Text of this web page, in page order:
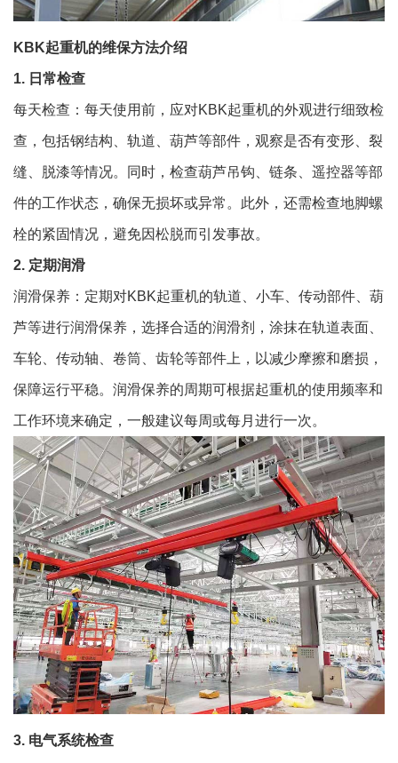
KBK起重机的维保方法介绍
1. 日常检查
每天检查：每天使用前，应对KBK起重机的外观进行细致检
查，包括钢结构、轨道、葫芦等部件，观察是否有变形、裂
缝、脱漆等情况。同时，检查葫芦吊钩、链条、遥控器等部
件的工作状态，确保无损坏或异常。此外，还需检查地脚螺
栓的紧固情况，避免因松脱而引发事故。
2. 定期润滑
润滑保养：定期对KBK起重机的轨道、小车、传动部件、葫
芦等进行润滑保养，选择合适的润滑剂，涂抹在轨道表面、
车轮、传动轴、卷筒、齿轮等部件上，以减少摩擦和磨损，
保障运行平稳。润滑保养的周期可根据起重机的使用频率和
工作环境来确定，一般建议每周或每月进行一次。
3. 电气系统检查